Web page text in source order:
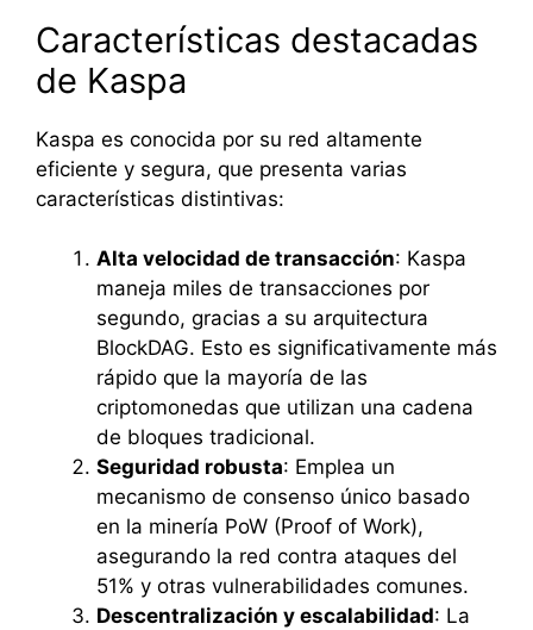
Características destacadas
de Kaspa
Kaspa es conocida por su red altamente
eficiente y segura, que presenta varias
características distintivas:
Alta velocidad de transacción: Kaspa
maneja miles de transacciones por
segundo, gracias a su arquitectura
BlockDAG. Esto es significativamente más
rápido que la mayoría de las
criptomonedas que utilizan una cadena
de bloques tradicional.
Seguridad robusta: Emplea un
mecanismo de consenso único basado
en la minería PoW (Proof of Work),
asegurando la red contra ataques del
51% y otras vulnerabilidades comunes.
Descentralización y escalabilidad: La